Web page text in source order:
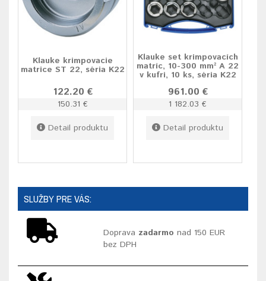
Klauke krimpovacie
matrice ST 22, séria K22
122.20 €
150.31 €
Detail produktu
Klauke set krimpovacích
matríc, 10-300 mm² A 22
v kufri, 10 ks, séria K22
961.00 €
1 182.03 €
Detail produktu
SLUŽBY PRE VÁS:
Doprava zadarmo nad 150 EUR
bez DPH